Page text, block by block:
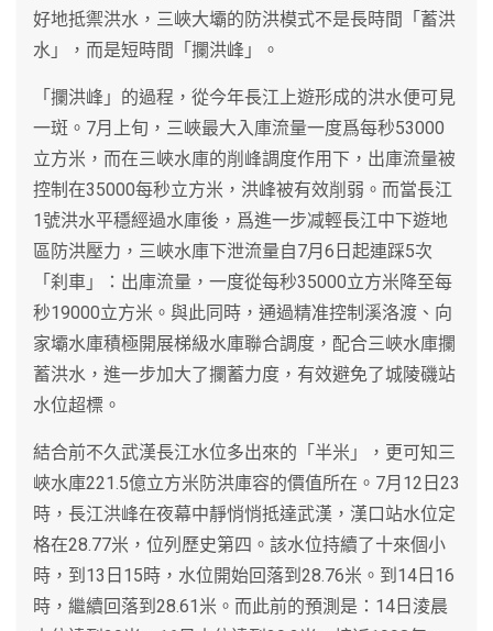
好地抵禦洪水，三峽大壩的防洪模式不是長時間「蓄洪
水」，而是短時間「攔洪峰」。
「攔洪峰」的過程，從今年長江上遊形成的洪水便可見
一斑。7月上旬，三峽最大入庫流量一度爲每秒53000
立方米，而在三峽水庫的削峰調度作用下，出庫流量被
控制在35000每秒立方米，洪峰被有效削弱。而當長江
1號洪水平穩經過水庫後，爲進一步减輕長江中下遊地
區防洪壓力，三峽水庫下泄流量自7月6日起連踩5次
「刹車」：出庫流量，一度從每秒35000立方米降至每
秒19000立方米。與此同時，通過精准控制溪洛渡、向
家壩水庫積極開展梯級水庫聯合調度，配合三峽水庫攔
蓄洪水，進一步加大了攔蓄力度，有效避免了城陵磯站
水位超標。
結合前不久武漢長江水位多出來的「半米」，更可知三
峽水庫221.5億立方米防洪庫容的價值所在。7月12日23
時，長江洪峰在夜幕中靜悄悄抵達武漢，漢口站水位定
格在28.77米，位列歷史第四。該水位持續了十來個小
時，到13日15時，水位開始回落到28.76米。到14日16
時，繼續回落到28.61米。而此前的預測是：14日淩晨